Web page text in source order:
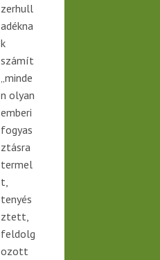
zerhull
adékna
k
számít
„minde
n olyan
emberi
fogyas
ztásra
termel
t,
tenyés
ztett,
feldolg
ozott